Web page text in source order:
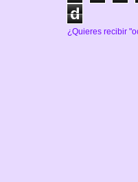
d
¿Quieres recibir